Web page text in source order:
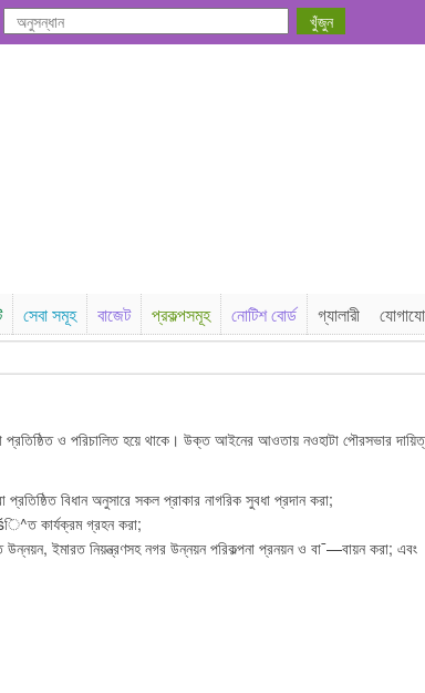
সেবা সমূহ বাজেট প্রকল্পসমূহ নোটিশ বোর্ড গ্যালারী
ও পরিচালিত হয়ে থাকে। উক্ত আইনের আওতায় নওহাটা পৌরসভার দায়িত্ব
বিধান অনুসারে সকল প্রাকার নাগরিক সুবধা প্রদান করা;
কার্যক্রম গ্রহন করা;
ইমারত নিয়ন্ত্রণসহ নগর উন্নয়ন পরিকল্পনা প্রনয়ন ও বা¯—বায়ন করা; এবং